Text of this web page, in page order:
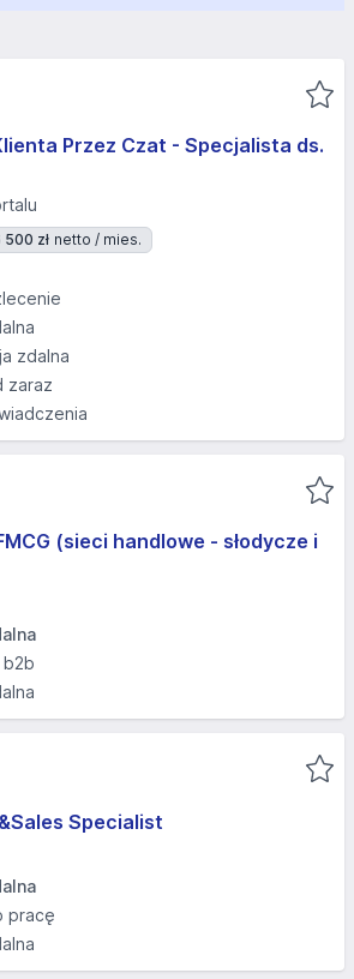
Przez Czat - Specjalista ds.
zł netto / mies.
zdalna
zaraz
(sieci handlowe - słodycze i
Specialist
pracę